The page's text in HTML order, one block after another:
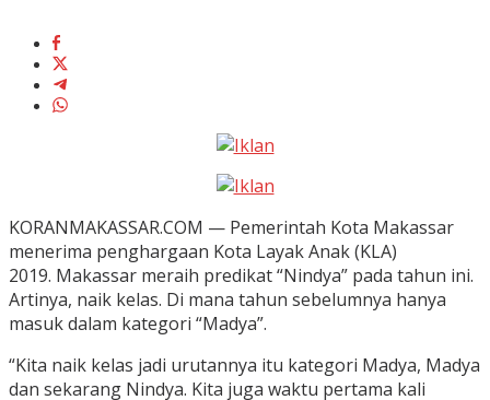
KORANMAKASSAR.COM — Pemerintah Kota Makassar
menerima penghargaan Kota Layak Anak (KLA)
2019. Makassar meraih predikat “Nindya” pada tahun ini.
Artinya, naik kelas. Di mana tahun sebelumnya hanya
masuk dalam kategori “Madya”.
“Kita naik kelas jadi urutannya itu kategori Madya, Madya
dan sekarang Nindya. Kita juga waktu pertama kali